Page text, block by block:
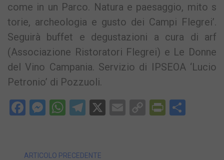
come in un Parco. Natura e paesaggio, mito s
torie, archeologia e gusto dei Campi Flegrei’.
Seguirà buffet e degustazioni a cura di arf
(Associazione Ristoratori Flegrei) e Le Donne
del Vino Campania. Servizio di IPSEOA ‘Lucio
Petronio’ di Pozzuoli.
Facebook
Messenger
WhatsApp
Telegram
X EmailCopy
ARTICOLO PRECEDENTE